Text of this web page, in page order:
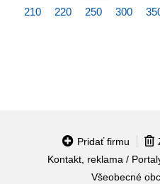
210 220 250 300
Pridať firmu
Kontakt, reklama /
Všeobecné